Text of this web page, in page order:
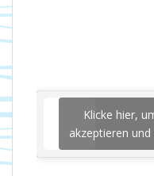
Klicke hier,
akzeptieren